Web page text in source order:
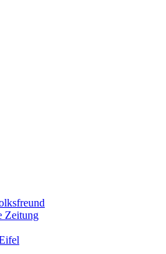
Zeitung